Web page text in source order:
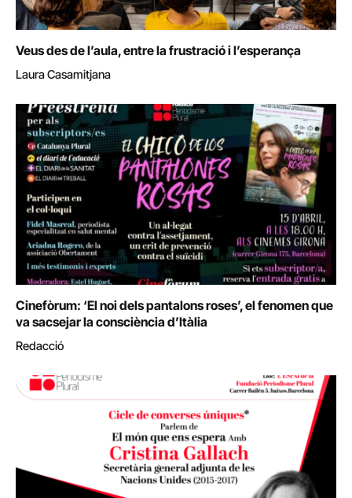
Veus des de l’aula, entre la frustració i l’esperança
Laura Casamitjana
Cinefòrum: ‘El noi dels pantalons roses’, el fenomen que
va sacsejar la consciència d’Itàlia
Redacció